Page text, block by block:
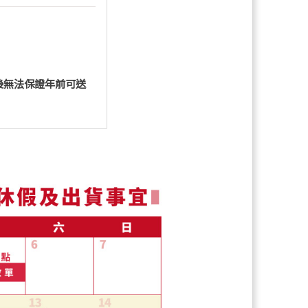
法保證年前可送